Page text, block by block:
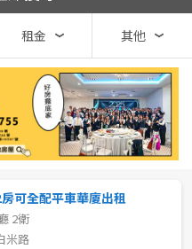
不限
租金 其他
可全配平車華廈出租
2衛
米路